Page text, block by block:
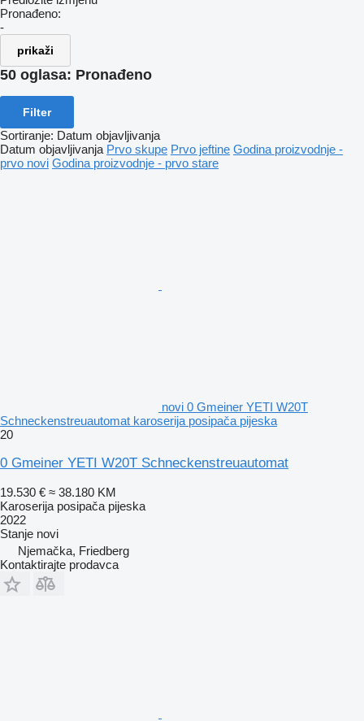
Pronađeno:
-
prikaži
50 oglasa: Pronađeno
Filter
Sortiranje: Datum objavljivanja
Datum objavljivanja Prvo skupe Prvo jeftine Godina proizvodnje -
prvo novi Godina proizvodnje - prvo stare
novi 0 Gmeiner YETI W20T
Schneckenstreuautomat karoserija posipača pijeska
20
0 Gmeiner YETI W20T Schneckenstreuautomat
19.530 € ≈ 38.180 KM
Karoserija posipača pijeska
2022
Stanje novi
Njemačka, Friedberg
Kontaktirajte prodavca